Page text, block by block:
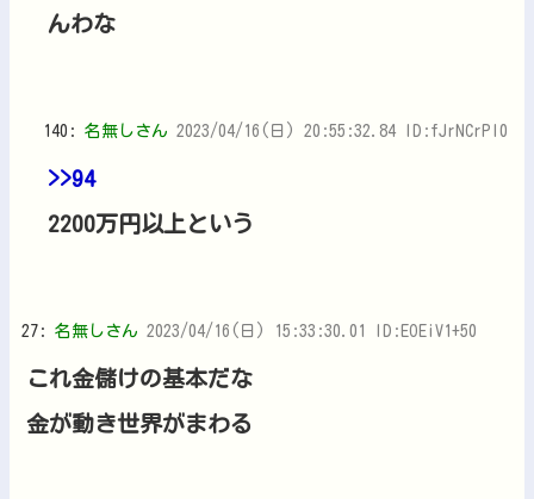
んわな
140: 名無しさん 2023/04/16(日) 20:55:32.84 ID:fJrNCrPl0
>>94
2200万円以上という
27: 名無しさん 2023/04/16(日) 15:33:30.01 ID:EOEiV1+50
これ金儲けの基本だな
金が動き世界がまわる